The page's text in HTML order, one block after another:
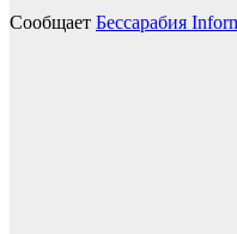
Сообщает Бессарабия